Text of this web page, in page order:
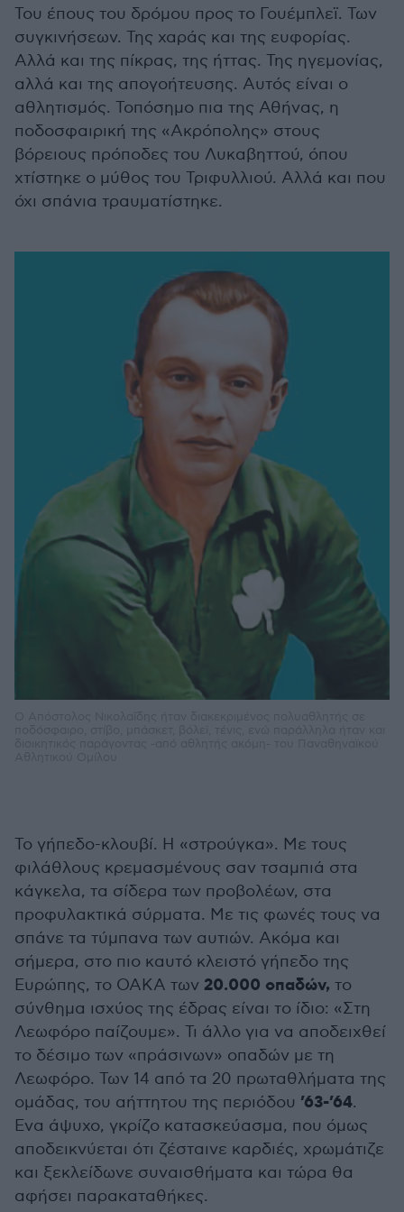
Του έπους του δρόμου προς το Γουέμπλεϊ. Των
συγκινήσεων. Της χαράς και της ευφορίας.
Αλλά και της πίκρας, της ήττας. Της ηγεμονίας,
αλλά και της απογοήτευσης. Αυτός είναι ο
αθλητισμός. Τοπόσημο πια της Αθήνας, η
ποδοσφαιρική της «Ακρόπολης» στους
βόρειους πρόποδες του Λυκαβηττού, όπου
χτίστηκε ο μύθος του Τριφυλλιού. Αλλά και που
όχι σπάνια τραυματίστηκε.
Το γήπεδο-κλουβί. Η «στρούγκα». Με τους
φιλάθλους κρεμασμένους σαν τσαμπιά στα
κάγκελα, τα σίδερα των προβολέων, στα
προφυλακτικά σύρματα. Με τις φωνές τους να
σπάνε τα τύμπανα των αυτιών. Ακόμα και
σήμερα, στο πιο καυτό κλειστό γήπεδο της
Ευρώπης, το ΟΑΚΑ των 20.000 οπαδών, το
σύνθημα ισχύος της έδρας είναι το ίδιο: «Στη
Λεωφόρο παίζουμε». Τι άλλο για να αποδειχθεί
το δέσιμο των «πράσινων» οπαδών με τη
Λεωφόρο. Των 14 από τα 20 πρωταθλήματα της
ομάδας, του αήττητου της περιόδου ’63-’64.
Ενα άψυχο, γκρίζο κατασκεύασμα, που όμως
αποδεικνύεται ότι ζέσταινε καρδιές, χρωμάτιζε
και ξεκλείδωνε συναισθήματα και τώρα θα
αφήσει παρακαταθήκες.